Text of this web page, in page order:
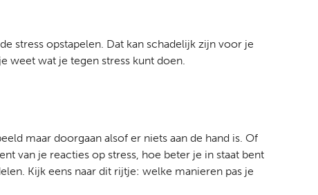
stress opstapelen. Dat kan schadelijk zijn voor je
weet wat je tegen stress kunt doen.
maar doorgaan alsof er niets aan de hand is. Of
van je reacties op stress, hoe beter je in staat bent
Kijk eens naar dit rijtje: welke manieren pas je